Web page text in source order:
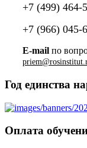
+7 (499) 464-
+7 (966) 045-
E-mail по
Год единства
Оплата